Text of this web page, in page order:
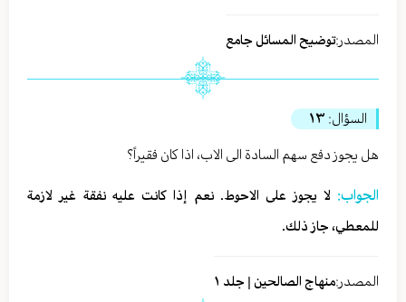
المصدر:توضيح المسائل جامع
السؤال: ١٣
هل يجوز دفع سهم السادة الى الاب، اذا كان فقيراً؟
الجواب: لا يجوز على الاحوط. نعم إذا كانت عليه نفقة غير لازمة
للمعطي، جاز ذلك.
المصدر:منهاج الصالحين | جلد ١